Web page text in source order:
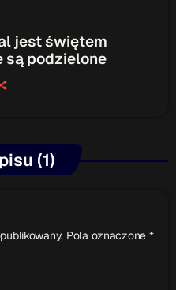
jest świętem
są podzielone
(1)
Pola oznaczone *